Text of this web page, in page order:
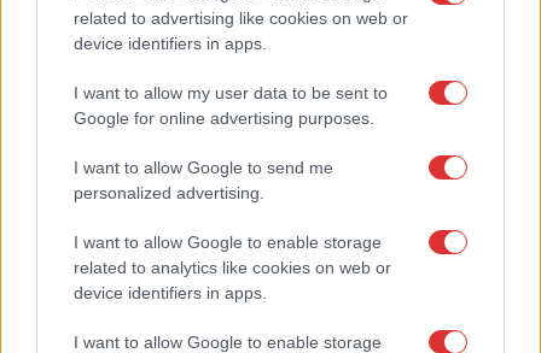
related to advertising like cookies on web or
device identifiers in apps.
I want to allow my user data to be sent to
Google for online advertising purposes.
I want to allow Google to send me
personalized advertising.
I want to allow Google to enable storage
related to analytics like cookies on web or
device identifiers in apps.
I want to allow Google to enable storage
ev charger
Wall box
,
wallbox